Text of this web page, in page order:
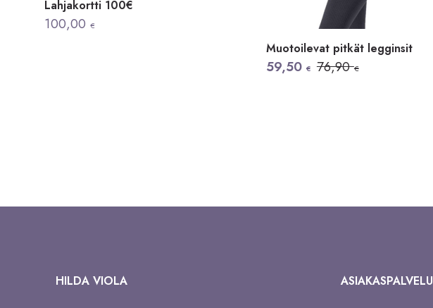
Lahjakortti 100€
100,00 €
Muotoilevat pitkät legginsit
76,90€
Alkuperäinen
hinta
59,50 €
Nykyinen
hinta
HILDA VIOLA ASIAKASPALVELU